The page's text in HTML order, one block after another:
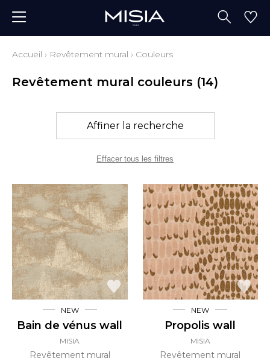
Accueil › Revêtement mural › Couleurs
Revêtement mural couleurs (14)
Affiner la recherche
Effacer tous les filtres
NEW
Bain de vénus wall
MISIA
Revêtement mural
NEW
Propolis wall
MISIA
Revêtement mural